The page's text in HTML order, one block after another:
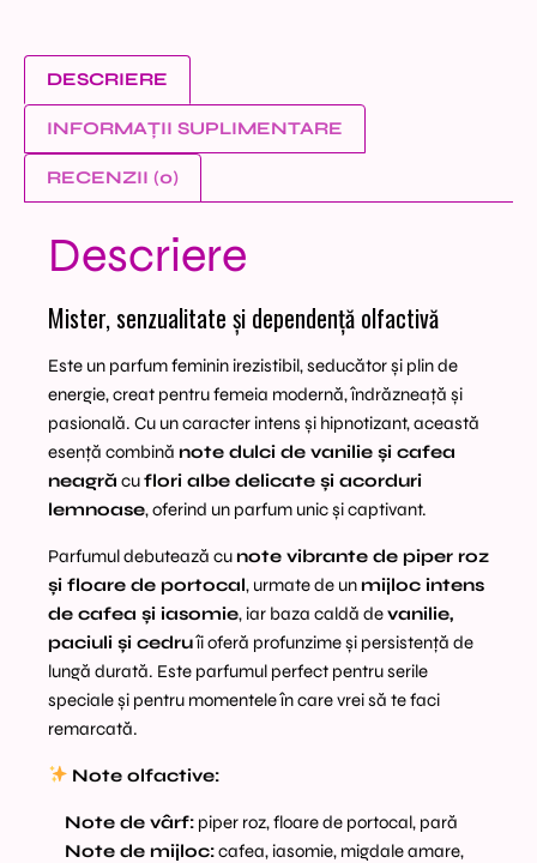
DESCRIERE
INFORMAȚII SUPLIMENTARE
RECENZII (0)
Descriere
Mister, senzualitate și dependență olfactivă
Este un parfum feminin irezistibil, seducător și plin de
energie, creat pentru femeia modernă, îndrăzneață și
pasională. Cu un caracter intens și hipnotizant, această
esență combină note dulci de vanilie și cafea
neagră cuflori albe delicate și acorduri
lemnoase, oferind un parfum unic și captivant.
Parfumul debutează cunote vibrante de piper roz
și floare de portocal, urmate de unmijloc intens
de cafea și iasomie, iar baza caldă devanilie,
paciuli și cedruîi oferă profunzime și persistență de
lungă durată. Este parfumul perfect pentru serile
speciale și pentru momentele în care vrei să te faci
remarcată.
Note olfactive:
Note de vârf:piper roz, floare de portocal, pară
Note de mijloc:cafea, iasomie, migdale amare,